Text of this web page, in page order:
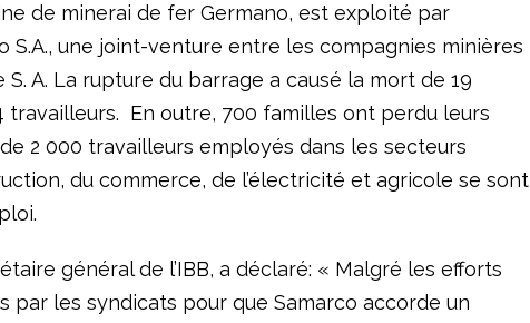
de minerai de fer Germano, est exploité par
S.A., une joint-venture entre les compagnies minières
S. A. La rupture du barrage a causé la mort de 19
travailleurs. En outre, 700 familles ont perdu leurs
2 000 travailleurs employés dans les secteurs
du commerce, de l’électricité et agricole se sont
général de l’IBB, a déclaré: « Malgré les efforts
par les syndicats pour que Samarco accorde un